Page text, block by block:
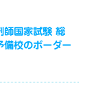
師国家試験 総
備校のボーダー